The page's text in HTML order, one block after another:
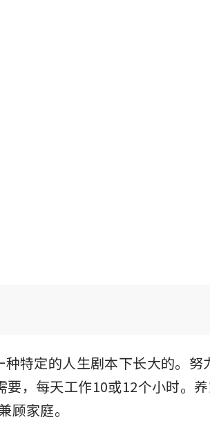
特定的人生剧本下长大的。努
，每天工作10或12个小时。
顾家庭。